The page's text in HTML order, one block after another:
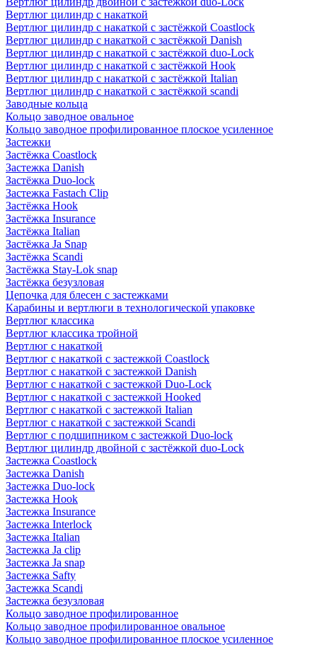
Вертлюг цилиндр с накаткой
Вертлюг цилиндр с накаткой с застёжкой Coastlock
Вертлюг цилиндр с накаткой с застёжкой Danish
Вертлюг цилиндр с накаткой с застёжкой duo-Lock
Вертлюг цилиндр с накаткой с застёжкой Hook
Вертлюг цилиндр с накаткой с застёжкой Italian
Вертлюг цилиндр с накаткой с застёжкой scandi
Заводные кольца
Кольцо заводное овальное
Кольцо заводное профилированное плоское усиленное
Застежки
Застёжка Coastlock
Застежка Danish
Застёжка Duo-lock
Застежка Fastach Clip
Застёжка Hook
Застёжка Insurance
Застёжка Italian
Застёжка Ja Snap
Застёжка Scandi
Застёжка Stay-Lok snap
Застёжка безузловая
Цепочка для блесен с застежками
Карабины и вертлюги в технологической упаковке
Вертлюг классика
Вертлюг классика тройной
Вертлюг с накаткой
Вертлюг с накаткой с застежкой Coastlock
Вертлюг с накаткой с застежкой Danish
Вертлюг с накаткой с застежкой Duo-Lock
Вертлюг с накаткой с застежкой Hooked
Вертлюг с накаткой с застежкой Italian
Вертлюг с накаткой с застежкой Scandi
Вертлюг с подшипником с застежкой Duo-lock
Вертлюг цилиндр двойной с застёжкой duo-Lock
Застежка Coastlock
Застежка Danish
Застежка Duo-lock
Застежка Hook
Застежка Insurance
Застежка Interlock
Застежка Italian
Застежка Ja clip
Застежка Ja snap
Застежка Safty
Застежка Scandi
Застежка безузловая
Кольцо заводное профилированное
Кольцо заводное профилированное овальное
Кольцо заводное профилированное плоское усиленное